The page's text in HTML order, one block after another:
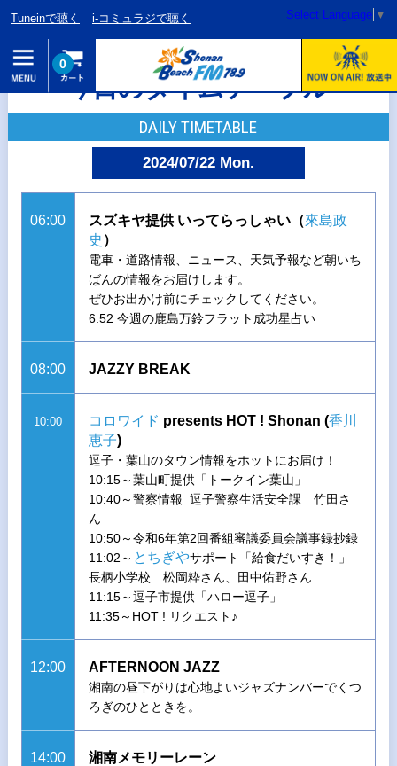
Tuneinで聴く i-コミュラジで聴く Select Language ▼
0
今日のタイムテーブル
DAILY TIMETABLE
2024/07/22 Mon.
06:00 スズキヤ提供 いってらっしゃい（來島政
史 ）
電車・道路情報、ニュース、天気予報など朝いち
ばんの情報をお届けします。
ぜひお出かけ前にチェックしてください。
6:52 今週の鹿島万鈴フラット成功星占い
08:00 JAZZY BREAK
10:00 コロワイド presents HOT ! Shonan (香川
恵子)
逗子・葉山のタウン情報をホットにお届け！
10:15～葉山町提供「トークイン葉山」
10:40～警察情報 逗子警察生活安全課 竹田さ
ん
10:50～令和6年第2回番組審議委員会議事録抄録
11:02～ とちぎやサポート「給食だいすき！」
長柄小学校 松岡粋さん、田中佑野さん
11:15～逗子市提供「ハロー逗子」
11:35～HOT ! リクエスト♪
12:00 AFTERNOON JAZZ
湘南の昼下がりは心地よいジャズナンバーでくつ
ろぎのひとときを。
14:00 湘南メモリーレーン